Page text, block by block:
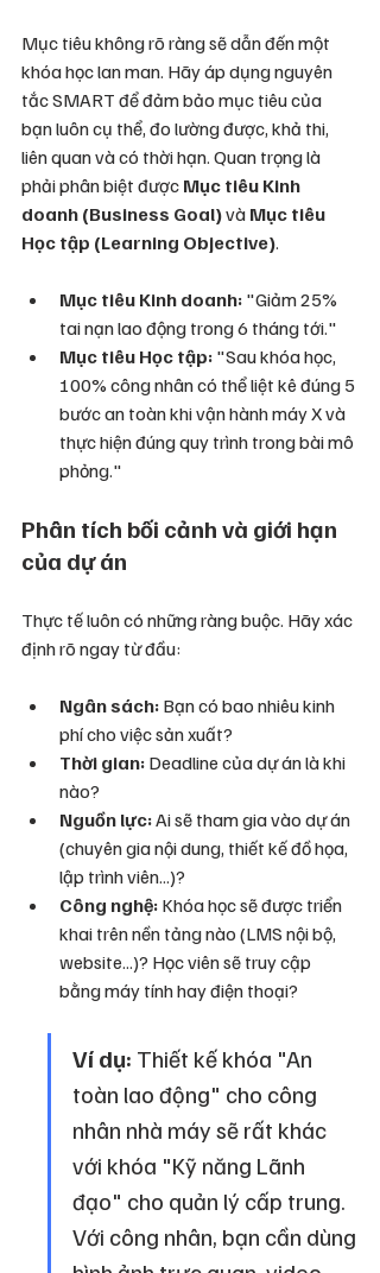
Mục tiêu không rõ ràng sẽ dẫn đến một
khóa học lan man. Hãy áp dụng nguyên
tắc SMART để đảm bảo mục tiêu của
bạn luôn cụ thể, đo lường được, khả thi,
liên quan và có thời hạn. Quan trọng là
phải phân biệt được Mục tiêu Kinh
doanh (Business Goal) và Mục tiêu
Học tập (Learning Objective).
Mục tiêu Kinh doanh: "Giảm 25%
tai nạn lao động trong 6 tháng tới."
Mục tiêu Học tập: "Sau khóa học,
100% công nhân có thể liệt kê đúng 5
bước an toàn khi vận hành máy X và
thực hiện đúng quy trình trong bài mô
phỏng."
Phân tích bối cảnh và giới hạn
của dự án
Thực tế luôn có những ràng buộc. Hãy xác
định rõ ngay từ đầu:
Ngân sách: Bạn có bao nhiêu kinh
phí cho việc sản xuất?
Thời gian: Deadline của dự án là khi
nào?
Nguồn lực: Ai sẽ tham gia vào dự án
(chuyên gia nội dung, thiết kế đồ họa,
lập trình viên...)?
Công nghệ: Khóa học sẽ được triển
khai trên nền tảng nào (LMS nội bộ,
website...)? Học viên sẽ truy cập
bằng máy tính hay điện thoại?
Ví dụ: Thiết kế khóa "An
toàn lao động" cho công
nhân nhà máy sẽ rất khác
với khóa "Kỹ năng Lãnh
đạo" cho quản lý cấp trung.
Với công nhân, bạn cần dùng